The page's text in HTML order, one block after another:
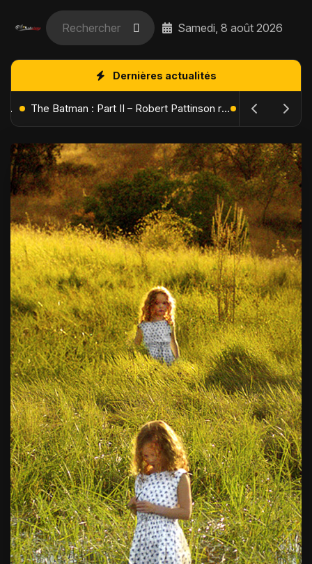
Samedi, 8 août 2026
Dernières actualités
L'Âge de Glace : Le Réveil du Volcan – Manny, Sid et Diego de retour pour une aventure explosive The Batman : Part II – Robert Pattinson replonge dans les ténèbres de Gotham dès octobre 2027